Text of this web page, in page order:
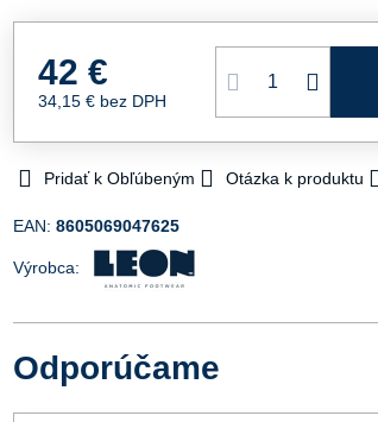
42 €
34,15 € bez DPH
Pridať k Obľúbeným Otázka k produktu
EAN:8605069047625
Výrobca:
Odporúčame